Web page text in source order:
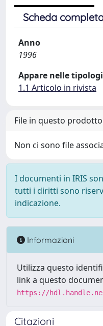
Scheda
Anno
1996
Appare nelle
1.1 Articolo in rivista
File in questo
Non ci sono file
I documenti in IRIS
tutti i diritti sono
indicazione.
Informazioni
Utilizza questo
link a questo
https://
Citazioni